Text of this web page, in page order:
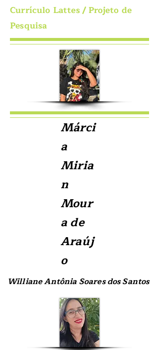
Currículo Lattes/ Projeto de
Pesquisa
Márci
a
Miria
n
Mour
a de
Araúj
o
Williane Antônia Soares dos Santos